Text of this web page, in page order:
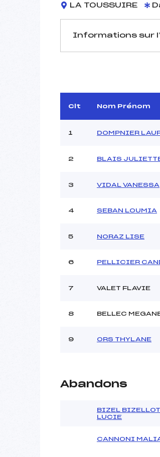
LA TOUSSUIRE
Informations sur
Arbitre :
Assistant :
MANCHE 1
Heure de départ :
Ouvreurs A :
Pénalité appliquée :
Clt Nom Prénom
1 DOMPNIER
2 BLAIS
3 VIDAL VANESSA
4 SEBAN LOUMIA
5 NORAZ LISE
6 PELLICIER
7 VALET FLAVIE
8 BELLEC
9 ORS THYLANE
Abandons
BIZEL BIZELLOT
LUCIE
CANNONI